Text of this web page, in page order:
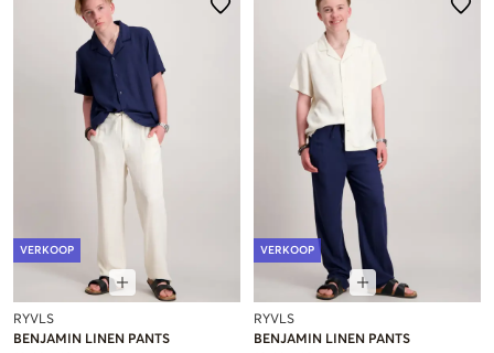
VERKOOP
RYVLS
BENJAMIN LINEN PANTS
VERKOOP
RYVLS
BENJAMIN LINEN PANTS